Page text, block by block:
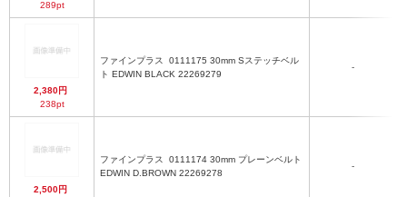
289pt
2,380円
238pt
ファインプラス
ト EDWIN BLACK 22269279
-
2,500円
ファインプラス
EDWIN D.BROWN 22269278
-